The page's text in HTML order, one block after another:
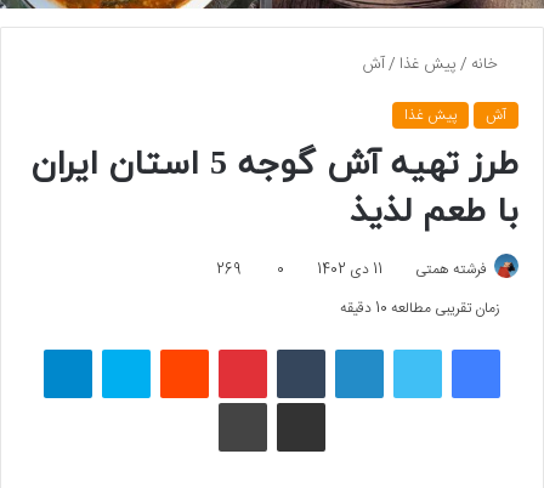
خانه /پیش غذا /آش
آش پیش غذا
طرز تهیه آش گوجه 5 استان ایران
با طعم لذیذ
فرشته همتی 11 دی 1402 0
269
زمان تقریبی مطالعه 10 دقیقه
فیسبوک لینکداین پینتریست اسکایپ
چاپ